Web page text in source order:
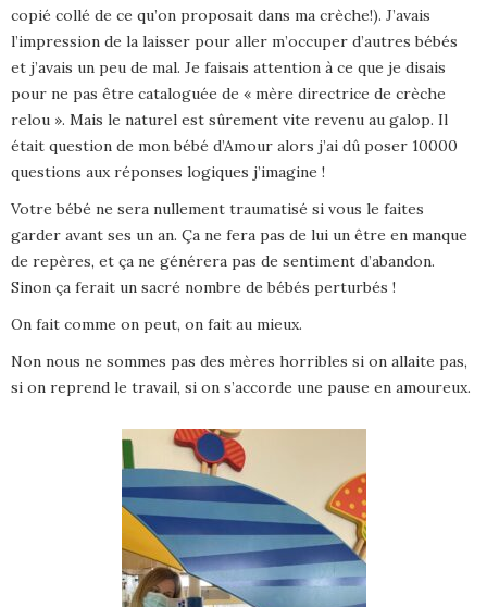
copié collé de ce qu’on proposait dans ma crèche!). J’avais
l’impression de la laisser pour aller m’occuper d’autres bébés
et j’avais un peu de mal. Je faisais attention à ce que je disais
pour ne pas être cataloguée de « mère directrice de crèche
relou ». Mais le naturel est sûrement vite revenu au galop. Il
était question de mon bébé d’Amour alors j’ai dû poser 10000
questions aux réponses logiques j’imagine !
Votre bébé ne sera nullement traumatisé si vous le faites
garder avant ses un an. Ça ne fera pas de lui un être en manque
de repères, et ça ne générera pas de sentiment d’abandon.
Sinon ça ferait un sacré nombre de bébés perturbés !
On fait comme on peut, on fait au mieux.
Non nous ne sommes pas des mères horribles si on allaite pas,
si on reprend le travail, si on s’accorde une pause en amoureux.